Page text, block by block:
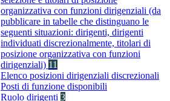
organizzativa con funzioni dirigenziali (da
pubblicare in tabelle che distinguano le
seguenti situazioni: dirigenti, dirigenti
individuati discrezionalmente, titolari di
posizione organizzativa con funzioni
dirigenziali) 11
Elenco posizioni dirigenziali discrezionali
Posti di funzione disponibili
Ruolo dirigenti 3